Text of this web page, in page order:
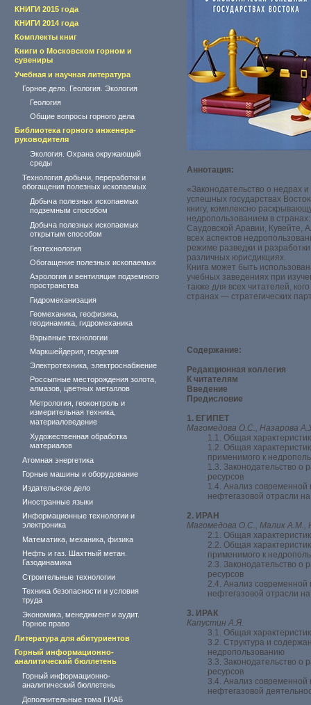
КНИГИ 2015 года
КНИГИ 2014 года
Комплекты книг
Книги о Московском горном и
сувениры
Учебная и научная литература
Горное дело. Геология. Экология
Геология
Общие вопросы горного дела
Библиотека горного инженера-
руководителя
Экология. Охрана окружающий
среды
Технология добычи, переработки и
обогащения полезных ископаемых
Добыча полезных ископаемых
подземным способом
Добыча полезных ископаемых
открытым способом
Геотехнология
Обогащение полезных ископаемых
Аэрология и вентиляция подземного
пространства
Гидромеханизация
Геомеханика, геофизика,
геодинамика, гидромеханика
Взрывные технологии
Маркшейдерия, геодезия
Электротехника, электроснабжение
Россыпные месторождения золота,
алмазов, цветных металлов
Метрология, геоконтроль и
измерительная техника,
материаловедение
Художественная обработка
материалов
Атомная энергетика
Горные машины и оборудование
Издательское дело
Иностранные языки
Информационные технологии и
электроника
Математика, механика, физика
Нефть и газ. Шахтный метан.
Газодинамика
Строительные технологии
Техника безопасности и условия
труда
Экономика, менеджмент и аудит.
Горное право
Литература для абитуриентов
Горный информационно-
аналитический бюллетень
Горный информационно-
аналитический бюллетень
Дополнительные тома ГИАБ
Аннотация:
«Законодательство о недрах
успешных государствах
книгу, комплексно
недропользованием в
Саудовской Аравии, Кувейте,
всех аспектов
режиме разведки и
различных юрисдикциях.
Книга может быть
учебных заведениях при
также для всех читателей,
странах — стратегических
Содержание:
Редакционная коллегия
К читателям
Введение
Предисловие
1. ЕГИПЕТ
Магомедова О.С., Назарова
1.1. Общая
1.2. Общая
применимого к
1.3. Законодательство о
ресурсов
1.4. Анализ современной
нефтегазовой отрасли
2. ИРАН
Магомедова О.С., Малик А.М.,
2.1. Общая
2.2. Общая
применимого к
2.3. Законодательство о
ресурсов
2.4. Анализ современной
нефтегазовой отрасли
3. ИРАК
Капустин А.Я.
3.1. Общая
3.2. Структура и
недропользованию
3.3. Законодательство о
ресурсов
3.4. Анализ современной
нефтегазовой